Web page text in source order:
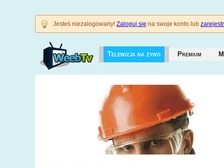
Jesteś niezalogowany! Zaloguj się na swoje konto lub
Telewizja na żywo Premium